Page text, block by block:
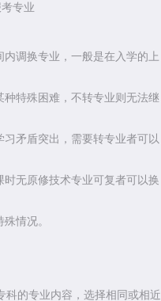
调换专业，一般是在入学的上
种特殊困难，不转专业则无法继
习矛盾突出，需要转专业者可以
时无原修技术专业可复者可以换
情况。
的专业内容，选择相同或相近